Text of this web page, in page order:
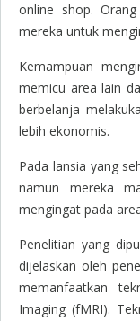
online shop.
mereka untuk
Kemampuan
memicu area lain
berbelanja
lebih ekonomis.
Pada lansia yang
namun mereka
mengingat pada
Penelitian yang
dijelaskan oleh
memanfaatkan
Imaging (fMRI).